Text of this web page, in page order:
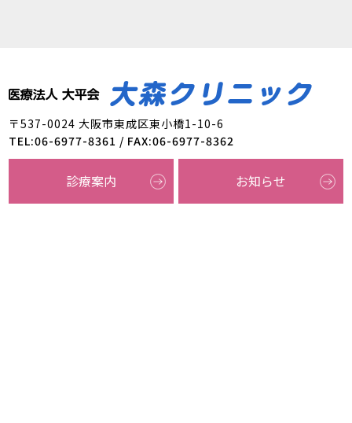
〒537-0024 大阪市東成区東小橋1-10-6
TEL:06-6977-8361 / FAX:06-6977-8362
診療案内 お知らせ